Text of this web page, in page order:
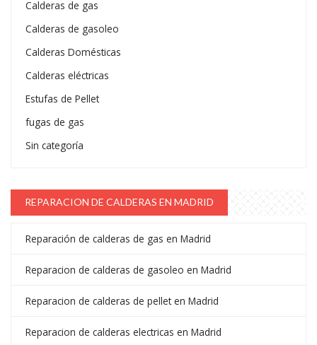
Calderas de gas
Calderas de gasoleo
Calderas Domésticas
Calderas eléctricas
Estufas de Pellet
fugas de gas
Sin categoría
REPARACION DE CALDERAS EN MADRID
Reparación de calderas de gas en Madrid
Reparacion de calderas de gasoleo en Madrid
Reparacion de calderas de pellet en Madrid
Reparacion de calderas electricas en Madrid